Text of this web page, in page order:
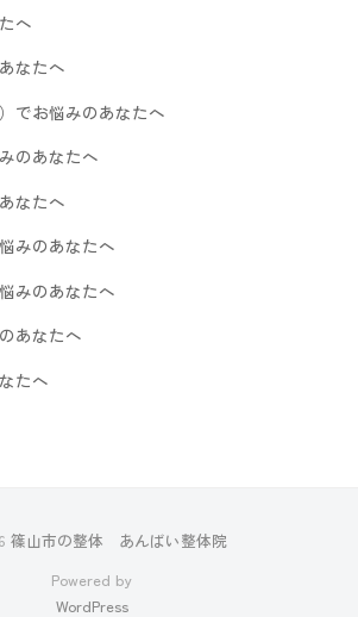
へ
なたへ
でお悩みのあなたへ
のあなたへ
なたへ
みのあなたへ
みのあなたへ
あなたへ
たへ
篠山市の整体 あんばい整体院
Powered by
WordPress